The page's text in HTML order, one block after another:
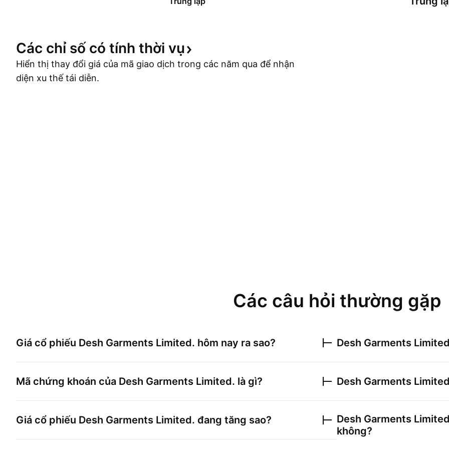
Các chỉ số có tính thời vụ
Hiển thị thay đổi giá của mã giao dịch trong các năm qua để nhận
diện xu thế tái diễn.
Các câu hỏi thường gặp
Giá cổ phiếu Desh Garments Limited. hôm nay ra sao?
Mã chứng khoán của Desh Garments Limited. là gì?
Giá cổ phiếu Desh Garments Limited. đang tăng sao?
Desh Garments
Desh Garments
Desh Garments
không?